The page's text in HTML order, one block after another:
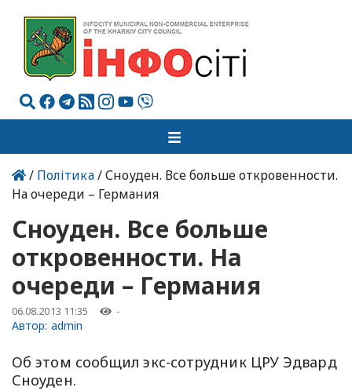
/ Політика/ Сноуден. Все больше откровенности.
На очереди – Германия
Сноуден. Все больше
откровенности. На
очереди – Германия
06.08.2013 11:35 -
Автор: admin
Об этом сообщил экс-сотрудник ЦРУ Эдвард
Сноуден.